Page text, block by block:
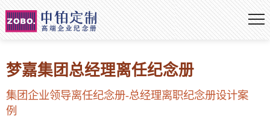
梦嘉集团总经理离任纪念册
集团企业领导离任纪念册-总经理离职纪念册设计案
例